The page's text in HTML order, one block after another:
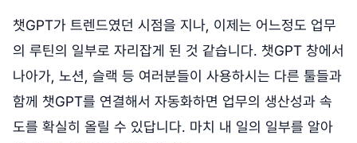
챗GPT가 트렌드였던 시점을 지나, 이제는 어느정도 업무
의 루틴의 일부로 자리잡게 된 것 같습니다. 챗GPT 창에서
나아가, 노션, 슬랙 등 여러분들이 사용하시는 다른 툴들과
함께 챗GPT를 연결해서 자동화하면 업무의 생산성과 속
도를 확실히 올릴 수 있답니다. 마치 내 일의 일부를 알아